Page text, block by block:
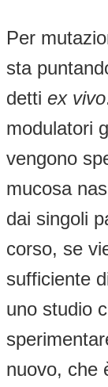
Per
sta
detti ex vivo
modulatori
vengono
mucosa
dai singoli
corso, se
sufficiente
uno studio
nuovo, che